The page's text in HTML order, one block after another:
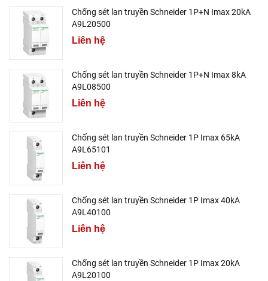
Chống sét lan truyền Schneider 1P+N Imax 20kA
A9L20500
Liên hệ
Chống sét lan truyền Schneider 1P+N Imax 8kA
A9L08500
Liên hệ
Chống sét lan truyền Schneider 1P Imax 65kA
A9L65101
Liên hệ
Chống sét lan truyền Schneider 1P Imax 40kA
A9L40100
Liên hệ
Chống sét lan truyền Schneider 1P Imax 20kA
A9L20100